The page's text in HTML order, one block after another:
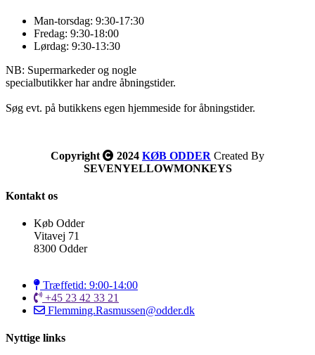
Man-torsdag: 9:30-17:30
Fredag: 9:30-18:00
Lørdag: 9:30-13:30
NB: Supermarkeder og nogle
specialbutikker har andre åbningstider.
Søg evt. på butikkens egen hjemmeside for åbningstider.
Copyright 2024 KØB ODDER Created By
SEVENYELLOWMONKEYS
Kontakt os
Køb Odder
Vitavej 71
8300 Odder
Træffetid: 9:00-14:00
+45 23 42 33 21
Flemming.Rasmussen@odder.dk
Nyttige links